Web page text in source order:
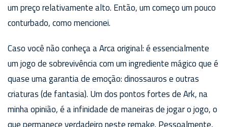
um preço relativamente alto. Então, um começo um pouco
conturbado, como mencionei.
Caso você não conheça a Arca original: é essencialmente
um jogo de sobrevivência com um ingrediente mágico que é
quase uma garantia de emoção: dinossauros e outras
criaturas (de fantasia). Um dos pontos fortes de Ark, na
minha opinião, é a infinidade de maneiras de jogar o jogo, o
que permanece verdadeiro neste remake. Pessoalmente,